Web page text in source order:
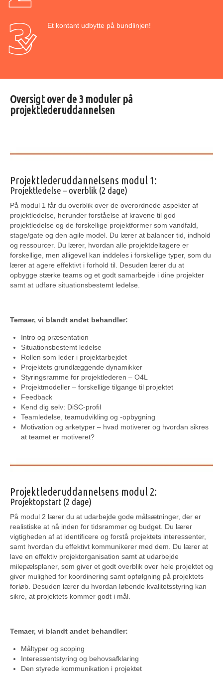
Et kontant udbytte på bundlinjen!
Oversigt over de 3 moduler på
projektlederuddannelsen
Projektlederuddannelsens modul 1:
Projektledelse – overblik (2 dage)
På modul 1 får du overblik over de overordnede aspekter af
projektledelse, herunder forståelse af kravene til god
projektledelse og de forskellige projektformer som vandfald,
stage/gate og den agile model. Du lærer at balancer tid, indhold
og ressourcer. Du lærer, hvordan alle projektdeltagere er
forskellige, men alligevel kan inddeles i forskellige typer, som du
lærer at agere effektivt i forhold til. Desuden lærer du at
opbygge stærke teams og et godt samarbejde i dine projekter
samt at udføre situationsbestemt ledelse.
Temaer, vi blandt andet behandler:
Intro og præsentation
Situationsbestemt ledelse
Rollen som leder i projektarbejdet
Projektets grundlæggende dynamikker
Styringsramme for projektlederen – O4L
Projektmodeller – forskellige tilgange til projektet
Feedback
Kend dig selv: DiSC-profil
Teamledelse, teamudvikling og -opbygning
Motivation og arketyper – hvad motiverer og hvordan sikres
at teamet er motiveret?
Projektlederuddannelsens modul 2:
Projektopstart (2 dage)
På modul 2 lærer du at udarbejde gode målsætninger, der er
realistiske at nå inden for tidsrammer og budget. Du lærer
vigtigheden af at identificere og forstå projektets interessenter,
samt hvordan du effektivt kommunikerer med dem. Du lærer at
lave en effektiv projektorganisation samt at udarbejde
milepælsplaner, som giver et godt overblik over hele projektet og
giver mulighed for koordinering samt opfølgning på projektets
forløb. Desuden lærer du hvordan løbende kvalitetsstyring kan
sikre, at projektets kommer godt i mål.
Temaer, vi blandt andet behandler:
Måltyper og scoping
Interessentstyring og behovsafklaring
Den styrede kommunikation i projektet